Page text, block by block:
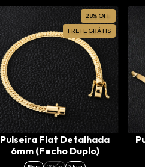
28% OFF
FRETE GRÁTIS
Pulseira Flat Detalhada
6mm (Fecho Duplo)